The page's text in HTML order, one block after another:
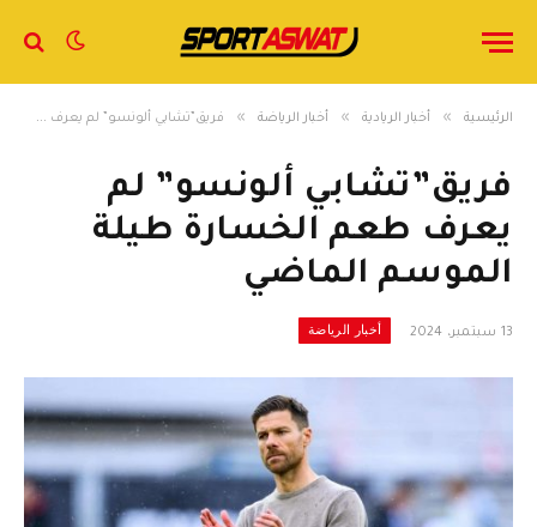
الرئيسية » أخبار الريادية » أخبار الرياضة » فريق”تشابي ألونسو” لم يعرف طعم الخسارة طيلة الموسم الماضي
فريق”تشابي ألونسو” لم
يعرف طعم الخسارة طيلة
الموسم الماضي
13 سبتمبر، 2024 أخبار الرياضة